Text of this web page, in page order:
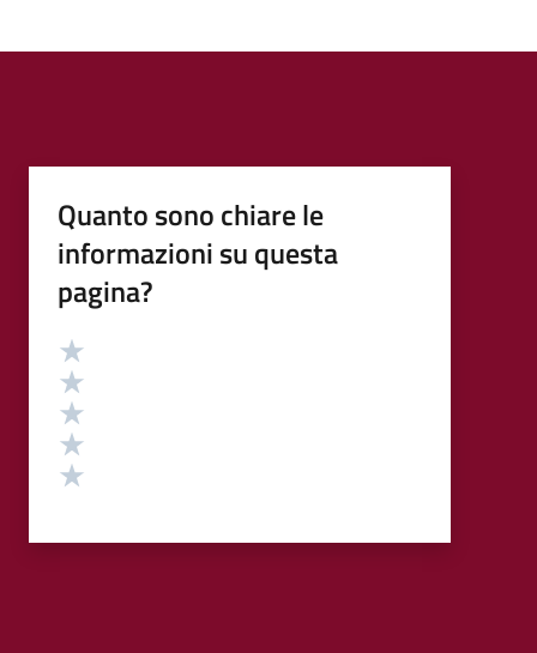
Quanto sono chiare le
informazioni su questa
pagina?
Valutazione